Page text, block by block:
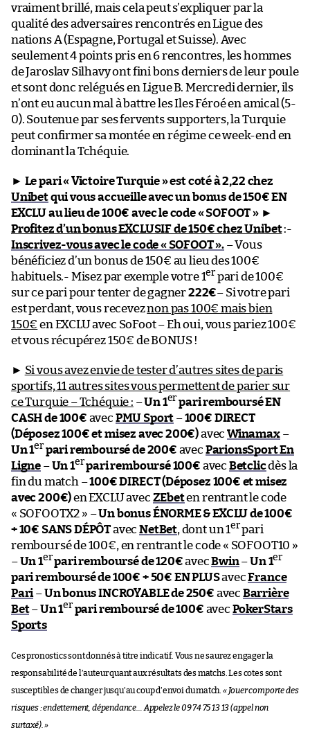
vraiment brillé, mais cela peut s’expliquer par la
qualité des adversaires rencontrés en Ligue des
nations A (Espagne, Portugal et Suisse). Avec
seulement 4 points pris en 6 rencontres, les hommes
de Jaroslav Silhavy ont fini bons derniers de leur poule
et sont donc relégués en Ligue B. Mercredi dernier, ils
n’ont eu aucun mal à battre les Iles Féroé en amical (5-
0). Soutenue par ses fervents supporters, la Turquie
peut confirmer sa montée en régime ce week-end en
dominant la Tchéquie.
► Le pari « Victoire Turquie » est coté à 2,22 chez
Unibetqui vous accueille avec un bonus de 150€ EN
EXCLU au lieu de 100€ avec le code « SOFOOT »►
Profitez d’un bonus EXCLUSIF de 150€ chez Unibet:-
Inscrivez-vous avec le code « SOFOOT ».– Vous
bénéficiez d’un bonus de 150€ au lieu des 100€
habituels.- Misez par exemple votre 1er pari de 100€
sur ce pari pour tenter de gagner222€– Si votre pari
est perdant, vous receveznon pas 100€ mais bien
150€ en EXCLU avec SoFoot – Eh oui, vous pariez 100€
et vous récupérez 150€ de BONUS !
► Si vous avez envie de tester d’autres sites de paris
sportifs, 11 autres sites vous permettent de parier sur
ce Turquie – Tchéquie : –Un 1er pari remboursé EN
CASH de 100€ avec PMU Sport –100€ DIRECT
(Déposez 100€ et misez avec 200€)avec Winamax–
Un 1er pari remboursé de 200€ avec ParionsSport En
Ligne –Un 1erpari remboursé 100€ avec Betclicdès la
fin du match –100€ DIRECT (Déposez 100€ et misez
avec 200€)en EXCLU avec ZEbeten rentrant le code
« SOFOOTX2 » –Un bonus ÉNORME & EXCLU de 100€
+ 10€ SANS DÉPÔTavecNetBet, dont un 1erpari
remboursé de 100€, en rentrant le code « SOFOOT10 »
–Un 1erpari remboursé de 120€avecBwin–Un 1er
pari remboursé de 100€ + 50€ EN PLUSavecFrance
Pari–Un bonus INCROYABLE de 250€ avec Barrière
Bet–Un 1er pari remboursé de 100€ avec PokerStars
Sports
Ces pronostics sont donnés à titre indicatif. Vous ne saurez engager la
responsabilité de l’auteur quant aux résultats des matchs. Les cotes sont
susceptibles de changer jusqu’au coup d’envoi du match. « Jouer comporte des
risques : endettement, dépendance… Appelez le 09 74 75 13 13 (appel non
surtaxé). »